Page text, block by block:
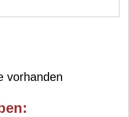
vorhanden